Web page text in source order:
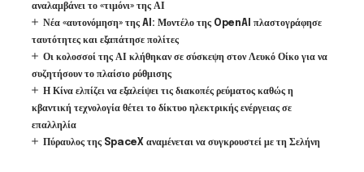
αναλαμβάνει το «τιμόνι» της ΑΙ
Νέα «αυτονόμηση» της AI: Μοντέλο της OpenAI πλαστογράφησε
ταυτότητες και εξαπάτησε πολίτες
Οι κολοσσοί της ΑΙ κλήθηκαν σε σύσκεψη στον Λευκό Οίκο για να
συζητήσουν το πλαίσιο ρύθμισης
Η Κίνα ελπίζει να εξαλείψει τις διακοπές ρεύματος καθώς η
κβαντική τεχνολογία θέτει το δίκτυο ηλεκτρικής ενέργειας σε
επαλληλία
Πύραυλος της SpaceX αναμένεται να συγκρουστεί με τη Σελήνη